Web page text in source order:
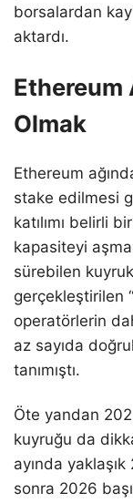
borsalardan
aktardı.
Ethereum
Olmak
Ethereum
stake edilmesi
katılımı belirli
kapasiteyi
sürebilen
gerçekleştirilen
operatörlerin
az sayıda
tanımıştı.
Öte yandan
kuyruğu da
ayında
sonra 2026